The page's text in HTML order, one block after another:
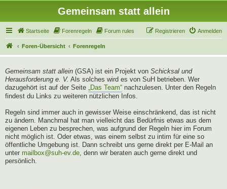
Gemeinsam statt allein
Startseite Forenregeln Forum rules Anmelden
Registrieren
Foren-Übersicht Forenregeln
Gemeinsam statt allein (GSA) ist ein Projekt von Schicksal und
Herausforderung e. V. Als solches wird es von SuH betrieben. Wer
dazugehört ist auf der Seite „Das Team“ nachzulesen. Unter den Regeln
findest du Links zu weiteren nützlichen Infos.
Regeln sind immer auch in gewisser Weise einschränkend, das ist nicht
zu ändern. Manchmal hat man vielleicht das Bedürfnis etwas aus dem
eigenen Leben zu besprechen, was aufgrund der Regeln hier im Forum
nicht möglich ist. Oder etwas, was einem selbst zu intim für eine so
öffentliche Umgebung ist. Dann schreibt uns gerne direkt per E-Mail an
unter mailbox@suh-ev.de, denn wir beraten auch gerne direkt und
persönlich.